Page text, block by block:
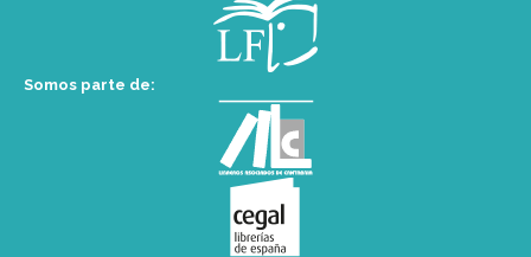
Somos parte de: